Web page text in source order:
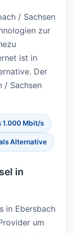
/ Sachsen
zur
ist in
Der
/ Sachsen
1.000 Mbit/s
als Alternative
in
in Ebersbach
um